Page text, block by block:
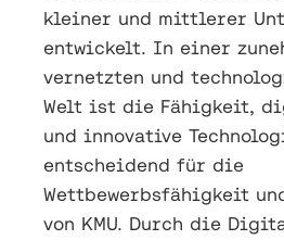
kleiner und mittlerer
entwickelt. In einer
vernetzten und
Welt ist die Fähigkeit,
und innovative
entscheidend für die
Wettbewerbsfähigkeit
von KMU. Durch die